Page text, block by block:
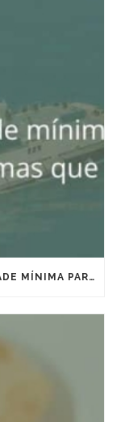
APOSENTADORIA ESPECIAL SEM IDADE MÍNIMA PARA MARÍTIMOS E OFFSHORE: VITÓRIA IMPORTANTE, MAS QUE EXIGE ESTRATÉGIA